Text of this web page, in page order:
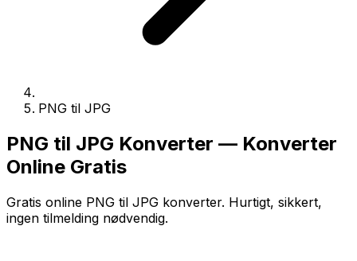
PNG til JPG
PNG til JPG Konverter — Konverter
Online Gratis
Gratis online PNG til JPG konverter. Hurtigt, sikkert,
ingen tilmelding nødvendig.